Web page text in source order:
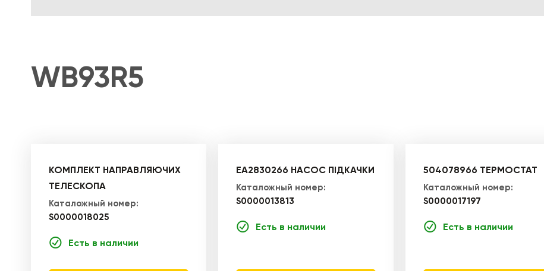
WB93R5
КОМПЛЕКТ НАПРАВЛЯЮЧИХ
ТЕЛЕСКОПА
Каталожный номер:
S0000018025
Есть в наличии
EA2830266 НАСОС ПІДКАЧКИ
Каталожный номер:
S0000013813
Есть в наличии
504078966 ТЕРМОСТАТ
Каталожный номер:
S0000017197
Есть в наличии